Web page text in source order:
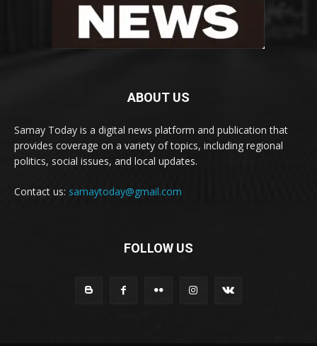
ABOUT US
Samay Today is a digital news platform and publication that
provides coverage on a variety of topics, including regional
politics, social issues, and local updates.
Contact us: samaytoday@gmail.com
FOLLOW US